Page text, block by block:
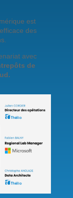
est
des
avec
de